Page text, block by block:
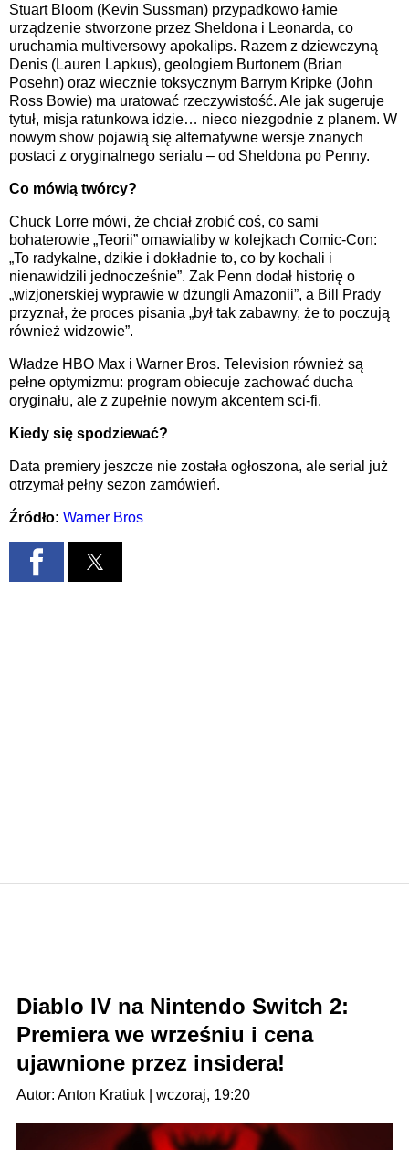
Stuart Bloom (Kevin Sussman) przypadkowo łamie
urządzenie stworzone przez Sheldona i Leonarda, co
uruchamia multiversowy apokalips. Razem z dziewczyną
Denis (Lauren Lapkus), geologiem Burtonem (Brian
Posehn) oraz wiecznie toksycznym Barrym Kripke (John
Ross Bowie) ma uratować rzeczywistość. Ale jak sugeruje
tytuł, misja ratunkowa idzie… nieco niezgodnie z planem. W
nowym show pojawią się alternatywne wersje znanych
postaci z oryginalnego serialu – od Sheldona po Penny.
Co mówią twórcy?
Chuck Lorre mówi, że chciał zrobić coś, co sami
bohaterowie „Teorii” omawialiby w kolejkach Comic-Con:
„To radykalne, dzikie i dokładnie to, co by kochali i
nienawidzili jednocześnie”. Zak Penn dodał historię o
„wizjonerskiej wyprawie w dżungli Amazonii”, a Bill Prady
przyznał, że proces pisania „był tak zabawny, że to poczują
również widzowie”.
Władze HBO Max i Warner Bros. Television również są
pełne optymizmu: program obiecuje zachować ducha
oryginału, ale z zupełnie nowym akcentem sci-fi.
Kiedy się spodziewać?
Data premiery jeszcze nie została ogłoszona, ale serial już
otrzymał pełny sezon zamówień.
Źródło: Warner Bros